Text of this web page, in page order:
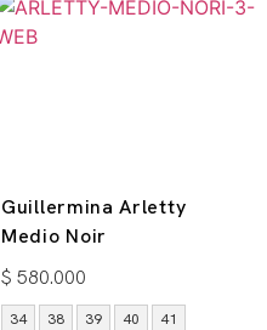
Guillermina Arletty
Medio Noir
$ 580.000
34 38 39 40 41